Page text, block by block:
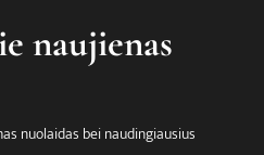
naujienas
nuolaidas bei naudingiausius